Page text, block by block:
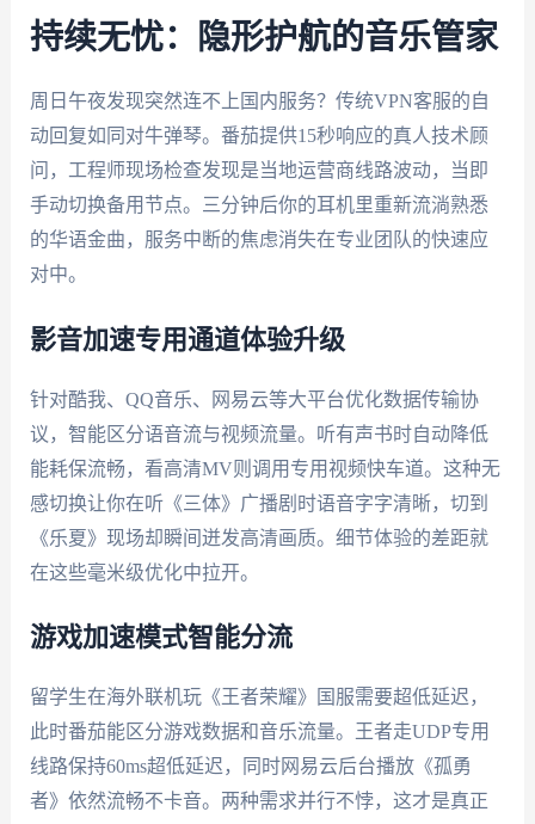
持续无忧：隐形护航的音乐管家
周日午夜发现突然连不上国内服务？传统VPN客服的自
动回复如同对牛弹琴。番茄提供15秒响应的真人技术顾
问，工程师现场检查发现是当地运营商线路波动，当即
手动切换备用节点。三分钟后你的耳机里重新流淌熟悉
的华语金曲，服务中断的焦虑消失在专业团队的快速应
对中。
影音加速专用通道体验升级
针对酷我、QQ音乐、网易云等大平台优化数据传输协
议，智能区分语音流与视频流量。听有声书时自动降低
能耗保流畅，看高清MV则调用专用视频快车道。这种无
感切换让你在听《三体》广播剧时语音字字清晰，切到
《乐夏》现场却瞬间迸发高清画质。细节体验的差距就
在这些毫米级优化中拉开。
游戏加速模式智能分流
留学生在海外联机玩《王者荣耀》国服需要超低延迟，
此时番茄能区分游戏数据和音乐流量。王者走UDP专用
线路保持60ms超低延迟，同时网易云后台播放《孤勇
者》依然流畅不卡音。两种需求并行不悖，这才是真正